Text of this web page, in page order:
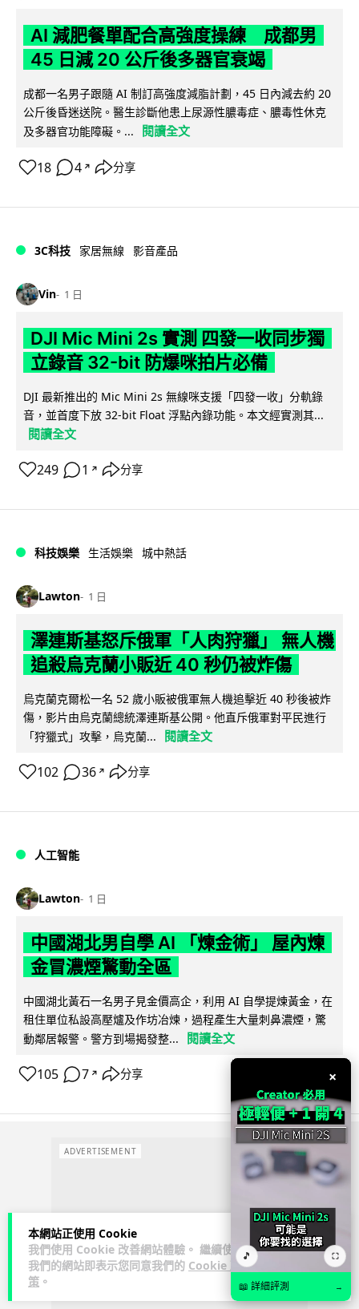
本網站正使用 Cookie
我們使用 Cookie 改善網站體驗。 繼續使用
我們的網站即表示您同意我們的 Cookie 政
策 。
AI 減肥餐單配合高強度操練 成都男
45 日減 20 公斤後多器官衰竭
成都一名男子跟隨 AI 制訂高強度減脂計劃，45 日內減去約 20
公斤後昏迷送院。醫生診斷他患上尿源性膿毒症、膿毒性休克
及多器官功能障礙。...
閱讀全文
18 4 ↗ 分享
3C科技 家居無線 影音產品
Vin 1 日
DJI Mic Mini 2s 實測 四發一收同步獨
立錄音 32-bit 防爆咪拍片必備
DJI 最新推出的 Mic Mini 2s 無線咪支援「四發一收」分軌錄
音，並首度下放 32-bit Float 浮點內錄功能。本文經實測其...
閱讀全文
249 1 ↗ 分享
科技娛樂 生活娛樂 城中熱話
Lawton 1 日
澤連斯基怒斥俄軍「人肉狩獵」 無人機
追殺烏克蘭小販近 40 秒仍被炸傷
烏克蘭克爾松一名 52 歲小販被俄軍無人機追擊近 40 秒後被炸
傷，影片由烏克蘭總統澤連斯基公開。他直斥俄軍對平民進行
「狩獵式」攻擊，烏克蘭...
閱讀全文
102 36 ↗ 分享
人工智能
Lawton 1 日
中國湖北男自學 AI 「煉金術」 屋內煉
金冒濃煙驚動全區
中國湖北黃石一名男子見金價高企，利用 AI 自學提煉黃金，在
租住單位私設高壓爐及作坊冶煉，過程產生大量刺鼻濃煙，驚
動鄰居報警。警方到場揭發整...
閱讀全文
105 7 ↗ 分享
ADVERTISEMENT
×
🎵 ⛶
📖 詳細評測 →